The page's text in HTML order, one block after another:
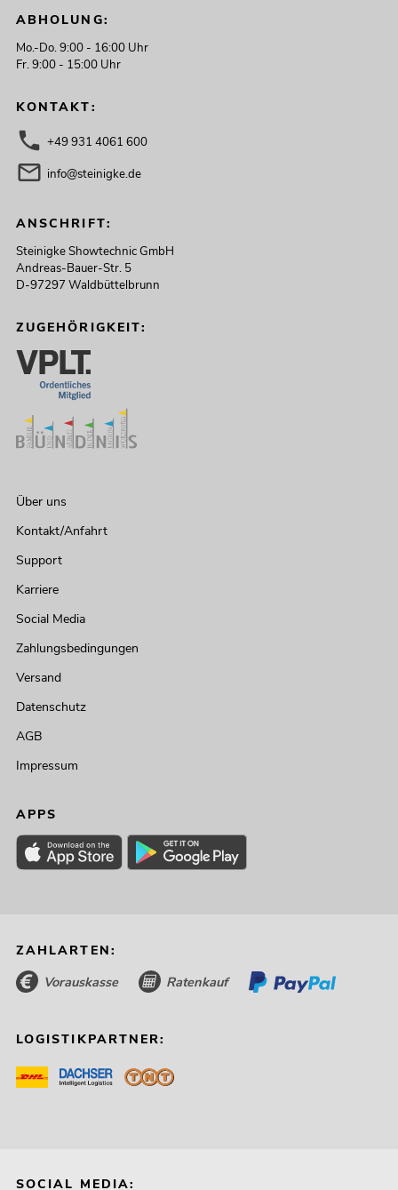
PSSO Amp Set für Line-Array L MK2
No. 11041067Artikel nicht mehr verfügbar
PSSO Amp Set MK2 für Line-Array S
No. 11041068Artikel nicht mehr verfügbar
PSSO PA Set "DJ"
No. 20000565 Artikel nicht mehr verfügbar
ABHOLUNG:
Mo.-Do. 9:00 - 16:00 Uhr
Fr. 9:00 - 15:00 Uhr
KONTAKT:
+49 931 4061 600
info@steinigke.de
ANSCHRIFT:
Steinigke Showtechnic GmbH
Andreas-Bauer-Str. 5
D-97297 Waldbüttelbrunn
ZUGEHÖRIGKEIT:
Über uns
Kontakt/Anfahrt
Support
Karriere
Social Media
Zahlungsbedingungen
Versand
Datenschutz
AGB
Impressum
APPS
ZAHLARTEN:
Vorauskasse Ratenkauf
LOGISTIKPARTNER:
SOCIAL MEDIA: